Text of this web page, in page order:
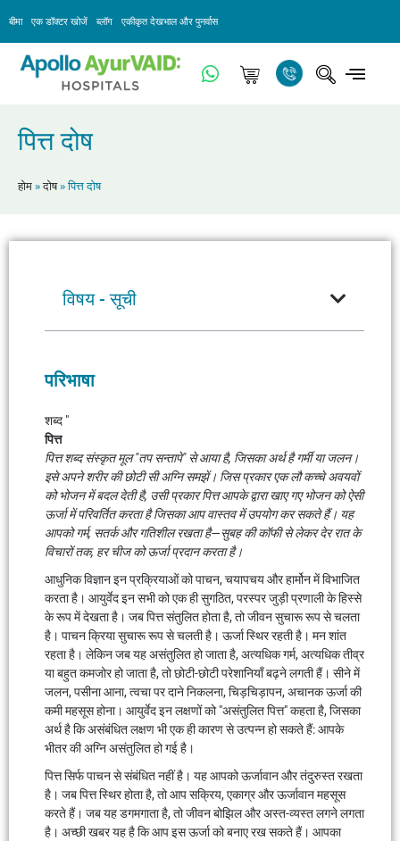
बीमा एक डॉक्टर खोजें ब्लॉग एकीकृत देखभाल और पुनर्वास
पित्त दोष
होम»दोष»पित्त दोष
विषय - सूची
परिभाषा
शब्द "
पित्त
पित्त शब्द संस्कृत मूल "तप सन्तापे" से आया है, जिसका अर्थ है गर्मी या जलन।
इसे अपने शरीर की छोटी सी अग्नि समझें। जिस प्रकार एक लौ कच्चे अवयवों
को भोजन में बदल देती है, उसी प्रकार पित्त आपके द्वारा खाए गए भोजन को ऐसी
ऊर्जा में परिवर्तित करता है जिसका आप वास्तव में उपयोग कर सकते हैं। यह
आपको गर्म, सतर्क और गतिशील रखता है—सुबह की कॉफी से लेकर देर रात के
विचारों तक, हर चीज को ऊर्जा प्रदान करता है।
आधुनिक विज्ञान इन प्रक्रियाओं को पाचन, चयापचय और हार्मोन में विभाजित
करता है। आयुर्वेद इन सभी को एक ही सुगठित, परस्पर जुड़ी प्रणाली के हिस्से
के रूप में देखता है। जब पित्त संतुलित होता है, तो जीवन सुचारू रूप से चलता
है। पाचन क्रिया सुचारू रूप से चलती है। ऊर्जा स्थिर रहती है। मन शांत
रहता है। लेकिन जब यह असंतुलित हो जाता है, अत्यधिक गर्म, अत्यधिक तीव्र
या बहुत कमजोर हो जाता है, तो छोटी-छोटी परेशानियाँ बढ़ने लगती हैं। सीने में
जलन, पसीना आना, त्वचा पर दाने निकलना, चिड़चिड़ापन, अचानक ऊर्जा की
कमी महसूस होना। आयुर्वेद इन लक्षणों को "असंतुलित पित्त" कहता है, जिसका
अर्थ है कि असंबंधित लक्षण भी एक ही कारण से उत्पन्न हो सकते हैं: आपके
भीतर की अग्नि असंतुलित हो गई है।
पित्त सिर्फ पाचन से संबंधित नहीं है। यह आपको ऊर्जावान और तंदुरुस्त रखता
है। जब पित्त स्थिर होता है, तो आप सक्रिय, एकाग्र और ऊर्जावान महसूस
करते हैं। जब यह डगमगाता है, तो जीवन बोझिल और अस्त-व्यस्त लगने लगता
है। अच्छी खबर यह है कि आप इस ऊर्जा को बनाए रख सकते हैं। आपका